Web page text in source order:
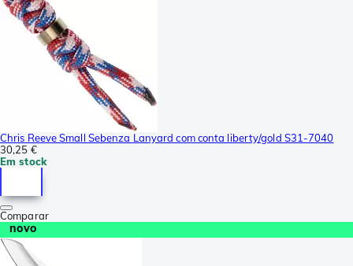
Chris Reeve Small Sebenza Lanyard com conta liberty/gold S31-7040
30,25 €
Em stock
Comparar
novo